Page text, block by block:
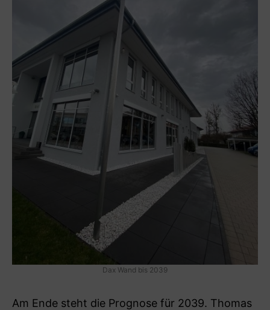
Dax Wand bis 2039
Am Ende steht die Prognose für 2039. Thomas